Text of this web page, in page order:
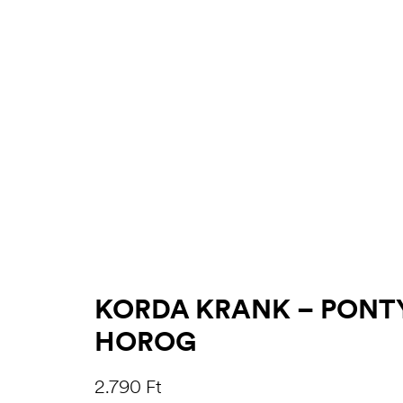
KORDA KRANK –
HOROG
2.790 Ft